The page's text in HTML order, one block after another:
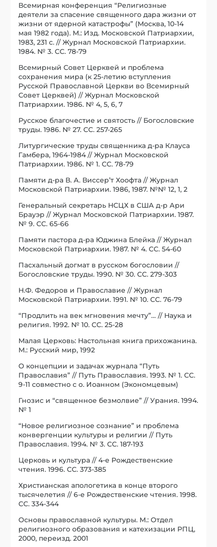
Всемирная конференция “Религиозные
деятели за спасение священного дара жизни от
жизни от ядерной катастрофы” (Москва, 10-14
мая 1982 года). М.: Изд. Московской Патриархии,
1983, 231 с. // Журнал Московской Патриархии.
1984. № 3. СС. 78-79
Всемирный Совет Церквей и проблема
сохранения мира (к 25-летию вступления
Русской Православной Церкви во Всемирный
Совет Церквей) // Журнал Московской
Патриархии. 1986. № 4, 5, 6, 7
Русское благочестие и святость // Богословские
труды. 1986. № 27. СС. 257-265
Литургические труды священника д-ра Клауса
Гамбера, 1964-1984 // Журнал Московской
Патриархии. 1986. № 1. СС. 78-79
Памяти д-ра В. А. Виссер’т Хоофта // Журнал
Московской Патриархии. 1986, 1987. №№ 12, 1, 2
Генеральный секретарь НСЦХ в США д-р Ари
Брауэр // Журнал Московской Патриархии. 1987.
№ 9. СС. 65-66
Памяти пастора д-ра Юджина Блейка // Журнал
Московской Патриархии. 1987. № 4. СС. 54-60
Пасхальный догмат в русском богословии //
Богословские труды. 1990. № 30. СС. 279-303
Н.Ф. Федоров и Православие // Журнал
Московской Патриархии. 1991. № 10. СС. 76-79
“Продлить на век мгновения мечту”… // Наука и
религия. 1992. № 10. СС. 25-28
Малая Церковь: Настольная книга прихожанина.
М.: Русский мир, 1992
О концепции и задачах журнала “Путь
Православия” // Путь Православия. 1993. № 1. СС.
9-11 совместно с о. Иоанном (Экономцевым)
Гнозис и “священное безмолвие” // Урания. 1994.
№ 1
“Новое религиозное сознание” и проблема
конвергенции культуры и религии // Путь
Православия. 1994. № 3. СС. 187-193
Церковь и культура // 4-е Рождественские
чтения. 1996. СС. 373-385
Христианская апологетика в конце второго
тысячелетия // 6-е Рождественские чтения. 1998.
СС. 334-344
Основы православной культуры. М.: Отдел
религиозного образования и катехизации РПЦ,
2000, переизд. 2001